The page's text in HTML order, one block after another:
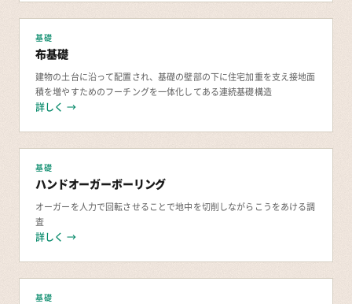
基礎
布基礎
建物の土台に沿って配置され、基礎の壁部の下に住宅加重を支え接地面
積を増やすためのフーチングを一体化してある連続基礎構造
詳しく →
基礎
ハンドオーガーボーリング
オーガーを人力で回転させることで地中を切削しながらこうをあける調
査
詳しく →
基礎